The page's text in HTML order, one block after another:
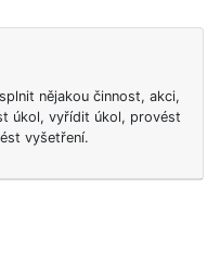
nějakou činnost, akci,
úkol, vyřídit úkol, provést
vyšetření.